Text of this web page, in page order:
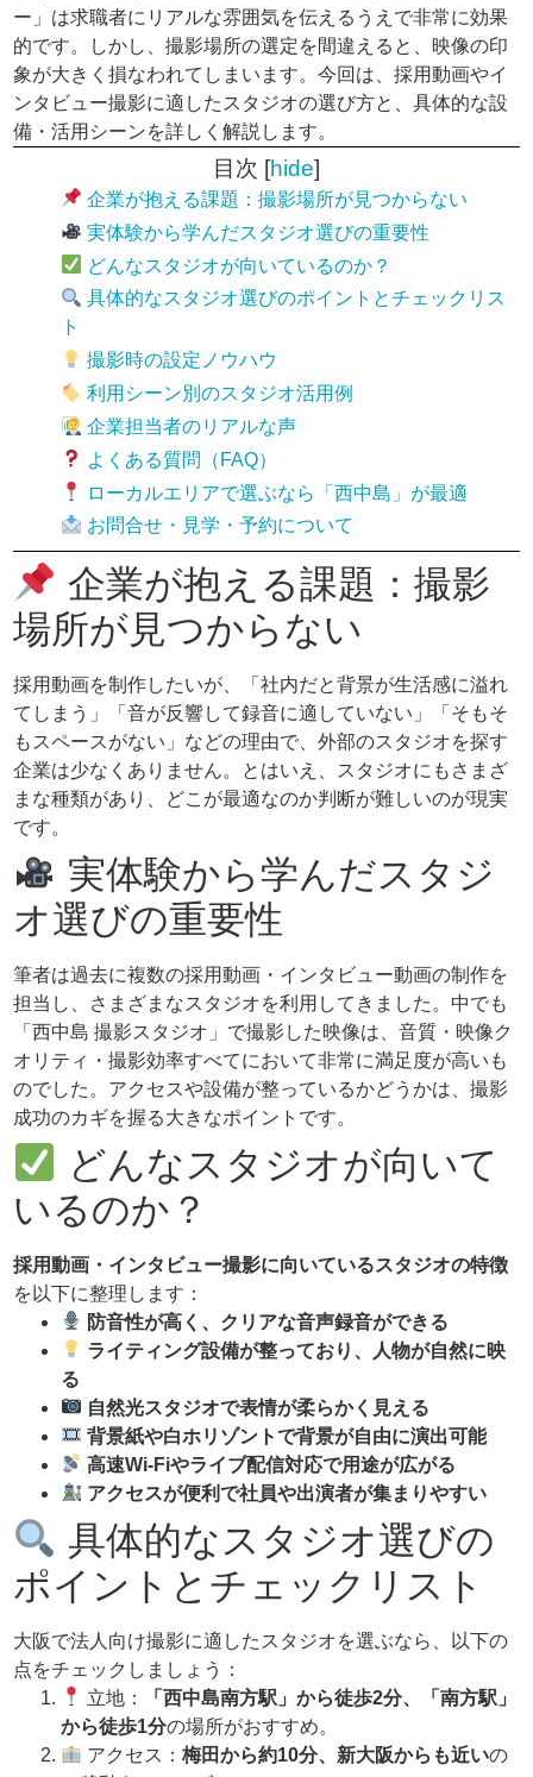
ー」は求職者にリアルな雰囲気を伝えるうえで非常に効果
的です。しかし、撮影場所の選定を間違えると、映像の印
象が大きく損なわれてしまいます。今回は、採用動画やイ
ンタビュー撮影に適したスタジオの選び方と、具体的な設
備・活用シーンを詳しく解説します。
目次 [hide]
企業が抱える課題：撮影場所が見つからない
実体験から学んだスタジオ選びの重要性
どんなスタジオが向いているのか？
具体的なスタジオ選びのポイントとチェックリス
ト
撮影時の設定ノウハウ
利用シーン別のスタジオ活用例
企業担当者のリアルな声
よくある質問（FAQ）
ローカルエリアで選ぶなら「西中島」が最適
お問合せ・見学・予約について
企業が抱える課題：撮影
場所が見つからない
採用動画を制作したいが、「社内だと背景が生活感に溢れ
てしまう」「音が反響して録音に適していない」「そもそ
もスペースがない」などの理由で、外部のスタジオを探す
企業は少なくありません。とはいえ、スタジオにもさまざ
まな種類があり、どこが最適なのか判断が難しいのが現実
です。
実体験から学んだスタジ
オ選びの重要性
筆者は過去に複数の採用動画・インタビュー動画の制作を
担当し、さまざまなスタジオを利用してきました。中でも
「西中島 撮影スタジオ」で撮影した映像は、音質・映像ク
オリティ・撮影効率すべてにおいて非常に満足度が高いも
のでした。アクセスや設備が整っているかどうかは、撮影
成功のカギを握る大きなポイントです。
どんなスタジオが向いて
いるのか？
採用動画・インタビュー撮影に向いているスタジオの特徴
を以下に整理します：
防音性が高く、クリアな音声録音ができる
ライティング設備が整っており、人物が自然に映
る
自然光スタジオで表情が柔らかく見える
背景紙や白ホリゾントで背景が自由に演出可能
高速Wi-Fiやライブ配信対応で用途が広がる
アクセスが便利で社員や出演者が集まりやすい
具体的なスタジオ選びの
ポイントとチェックリスト
大阪で法人向け撮影に適したスタジオを選ぶなら、以下の
点をチェックしましょう：
立地：
「西中島南方駅」から徒歩2分、「南方駅」
から徒歩1分の場所がおすすめ。
アクセス：梅田から約10分、新大阪からも近いの